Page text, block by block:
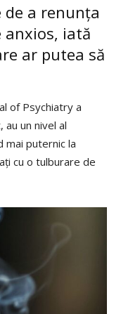
de a renunța
anxios, iată
ar putea să
of Psychiatry a
un nivel al
mai puternic la
cu o tulburare de